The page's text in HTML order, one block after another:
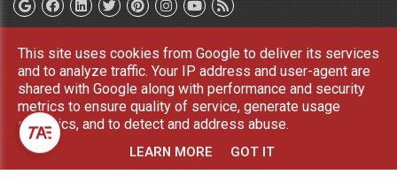
Copyright © 2026 TAE Blog. All rights reserved |UP-TO-DATE WebDesign
This site uses cookies from Google to deliver its services
and to analyze traffic. Your IP address and user-agent are
shared with Google along with performance and security
metrics to ensure quality of service, generate usage
statistics, and to detect and address abuse.
LEARN MORE GOT IT